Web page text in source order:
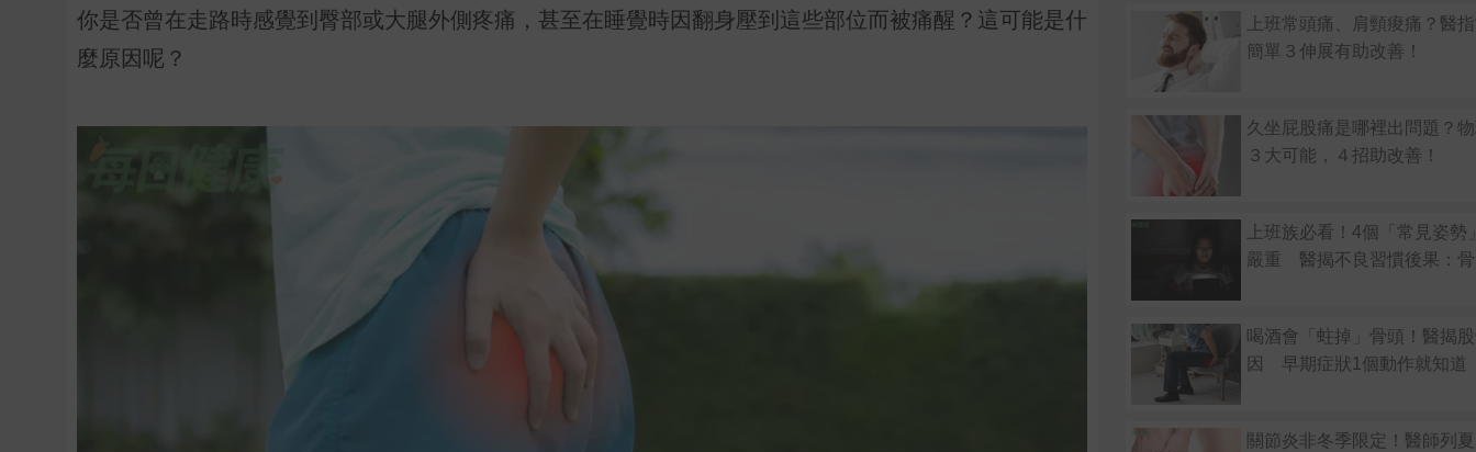
你是否曾在走路時感覺到臀部或大腿外側疼痛，甚至在睡覺時因翻身壓到這些部位而被痛醒？這可能是什
麼原因呢？
上班常頭痛、肩頸痠痛？醫
簡單３伸展有助改善！
久坐屁股痛是哪裡出問題？
３大可能，４招助改善！
上班族必看！4個「常見姿勢
嚴重 醫揭不良習慣後果：
喝酒會「蛀掉」骨頭！醫揭
因 早期症狀1個動作就知道
關節炎非冬季限定！醫師列